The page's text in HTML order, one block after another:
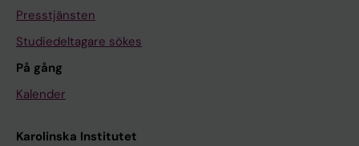
Presstjänsten
Studiedeltagare sökes
På gång
Kalender
Karolinska Institutet